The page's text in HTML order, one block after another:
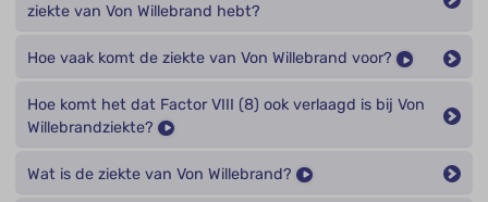
ziekte van Von Willebrand hebt?
Hoe vaak komt de ziekte van Von Willebrand voor?
Hoe komt het dat Factor VIII (8) ook verlaagd is bij Von
Willebrandziekte?
Wat is de ziekte van Von Willebrand?